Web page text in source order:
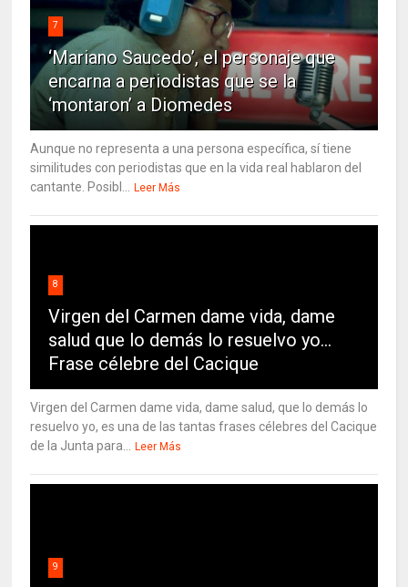
7
‘Mariano Saucedo’, el personaje que
encarna a periodistas que se la
‘montaron’ a Diomedes
Aunque no representa a una persona específica, sí tiene
similitudes con periodistas que en la vida real hablaron del
cantante. Posibl... Leer Más
8
Virgen del Carmen dame vida, dame
salud que lo demás lo resuelvo yo…
Frase célebre del Cacique
Virgen del Carmen dame vida, dame salud, que lo demás lo
resuelvo yo, es una de las tantas frases célebres del Cacique
de la Junta para... Leer Más
9